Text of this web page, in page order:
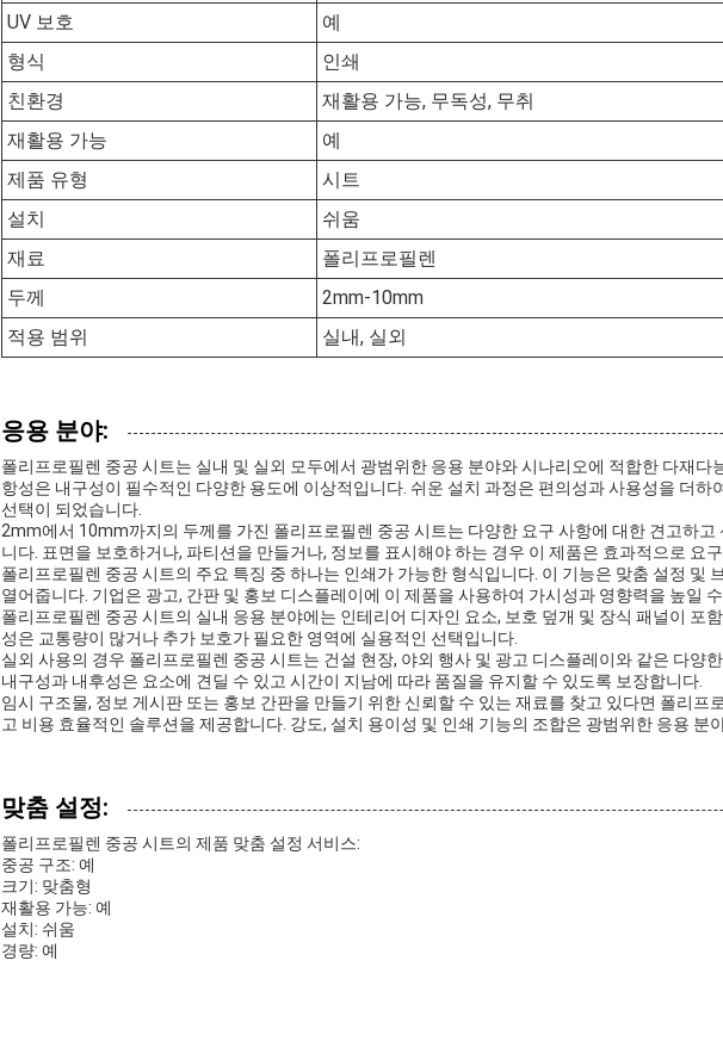
UV 보호
예
형식
인쇄
친환경
재활용 가능, 무독성, 무취
재활용 가능
예
제품 유형
시트
설치
쉬움
재료
폴리프로필렌
두께
2mm-10mm
적용 범위
실내, 실외
응용 분야:
폴리프로필렌 중공 시트는 실내 및 실외 모두에서 광범위한 응용 분야와 시나리오에 적합한 다재다
항성은 내구성이 필수적인 다양한 용도에 이상적입니다. 쉬운 설치 과정은 편의성과 사용성을 더하
선택이 되었습니다.
2mm에서 10mm까지의 두께를 가진 폴리프로필렌 중공 시트는 다양한 요구 사항에 대한 견고하고
니다. 표면을 보호하거나, 파티션을 만들거나, 정보를 표시해야 하는 경우 이 제품은 효과적으로 요
폴리프로필렌 중공 시트의 주요 특징 중 하나는 인쇄가 가능한 형식입니다. 이 기능은 맞춤 설정 및
열어줍니다. 기업은 광고, 간판 및 홍보 디스플레이에 이 제품을 사용하여 가시성과 영향력을 높일
폴리프로필렌 중공 시트의 실내 응용 분야에는 인테리어 디자인 요소, 보호 덮개 및 장식 패널이 포
성은 교통량이 많거나 추가 보호가 필요한 영역에 실용적인 선택입니다.
실외 사용의 경우 폴리프로필렌 중공 시트는 건설 현장, 야외 행사 및 광고 디스플레이와 같은 다양
내구성과 내후성은 요소에 견딜 수 있고 시간이 지남에 따라 품질을 유지할 수 있도록 보장합니다.
임시 구조물, 정보 게시판 또는 홍보 간판을 만들기 위한 신뢰할 수 있는 재료를 찾고 있다면 폴리프
고 비용 효율적인 솔루션을 제공합니다. 강도, 설치 용이성 및 인쇄 기능의 조합은 광범위한 응용 분
맞춤 설정:
폴리프로필렌 중공 시트의 제품 맞춤 설정 서비스:
중공 구조: 예
크기: 맞춤형
재활용 가능: 예
설치: 쉬움
경량: 예